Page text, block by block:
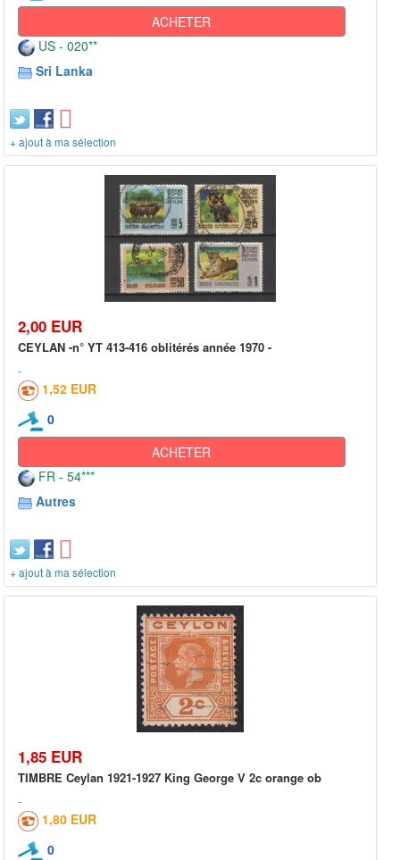
ACHETER
US - 020**
Sri Lanka
+ ajout à ma sélection
2,00 EUR
CEYLAN -n° YT 413-416 oblitérés année 1970 -
1,52 EUR
0
ACHETER
FR - 54***
Autres
+ ajout à ma sélection
1,85 EUR
TIMBRE Ceylan 1921-1927 King George V 2c orange ob
1,80 EUR
0